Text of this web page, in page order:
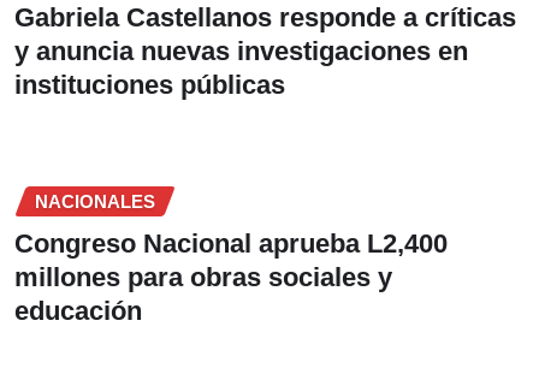
Gabriela Castellanos responde a críticas
y anuncia nuevas investigaciones en
instituciones públicas
NACIONALES
Congreso Nacional aprueba L2,400
millones para obras sociales y
educación